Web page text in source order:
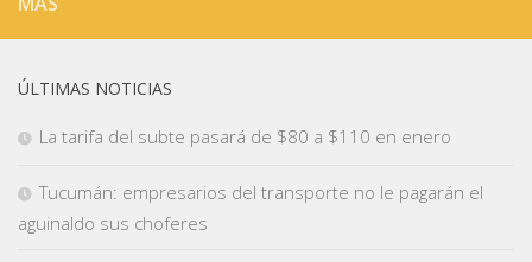
ÚLTIMAS NOTICIAS
La tarifa del subte pasará de $80 a $110 en enero
Tucumán: empresarios del transporte no le pagarán el
aguinaldo sus choferes